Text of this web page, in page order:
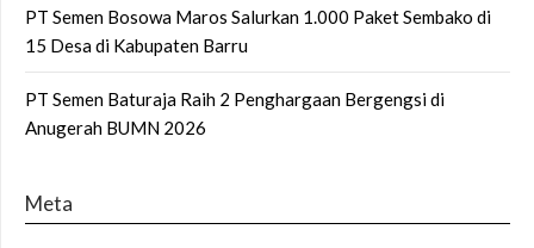
PT Semen Bosowa Maros Salurkan 1.000 Paket Sembako di
15 Desa di Kabupaten Barru
PT Semen Baturaja Raih 2 Penghargaan Bergengsi di
Anugerah BUMN 2026
Meta